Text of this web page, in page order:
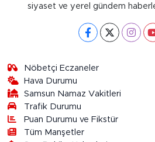
siyaset ve yerel gündem
Nöbetçi Eczaneler
Hava Durumu
Samsun Namaz Vakitleri
Trafik Durumu
Puan Durumu ve Fikstür
Tüm Manşetler